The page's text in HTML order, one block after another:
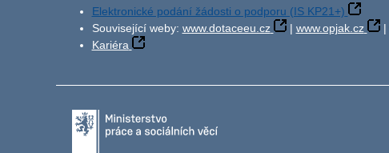
Elektronické podání žádosti o podporu (IS KP21+)
Související weby: www.dotaceeu.cz | www.opjak.cz |
Kariéra